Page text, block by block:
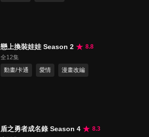
戀上換裝娃娃 Season 2
8.8
全12集
動畫/卡通
愛情 漫畫改編
盾之勇者成名錄 Season 4
8.3